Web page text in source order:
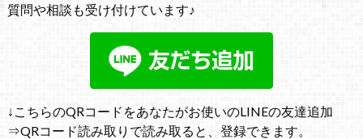
質問や相談も受け付けています♪
↓こちらのQRコードをあなたがお使いのLINEの友達追加
⇒QRコード読み取りで読み取ると、登録できます。